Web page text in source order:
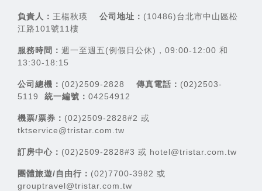
負責人： 王楊秋瑛 公司地址： (10486)台北市中山區松
江路101號11樓
服務時間： 週一至週五(例假日公休)，09:00-12:00 和
13:30-18:15
公司總機： (02)2509-2828 傳真電話： (02)2503-
5119 統一編號： 04254912
機票/票券： (02)2509-2828#2 或
tktservice@tristar.com.tw
訂房中心： (02)2509-2828#3 或 hotel@tristar.com.tw
團體旅遊/自由行： (02)7700-3982 或
grouptravel@tristar.com.tw